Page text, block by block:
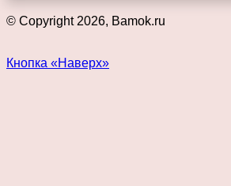
© Copyright 2026, Bamok.ru
Кнопка «Наверх»